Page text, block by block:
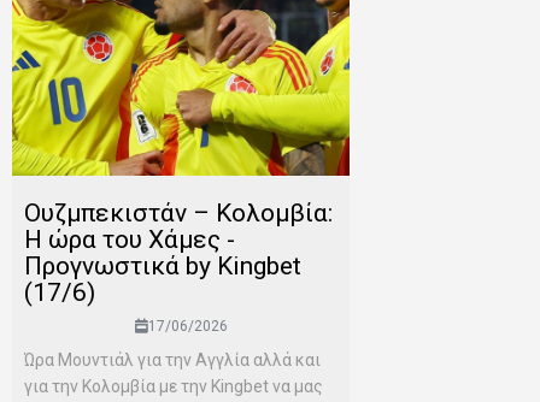
Ουζμπεκιστάν – Κολομβία:
Η ώρα του Χάμες -
Προγνωστικά by Kingbet
(17/6)
17/06/2026
Ώρα Μουντιάλ για την Αγγλία αλλά και
για την Κολομβία με την Kingbet να μας